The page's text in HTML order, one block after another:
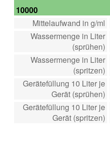
10000
Mittelaufwand in g/ml
Wassermenge in Liter
(sprühen)
Wassermenge in Liter
(spritzen)
Gerätefüllung 10 Liter je
Gerät (sprühen)
Gerätefüllung 10 Liter je
Gerät (spritzen)